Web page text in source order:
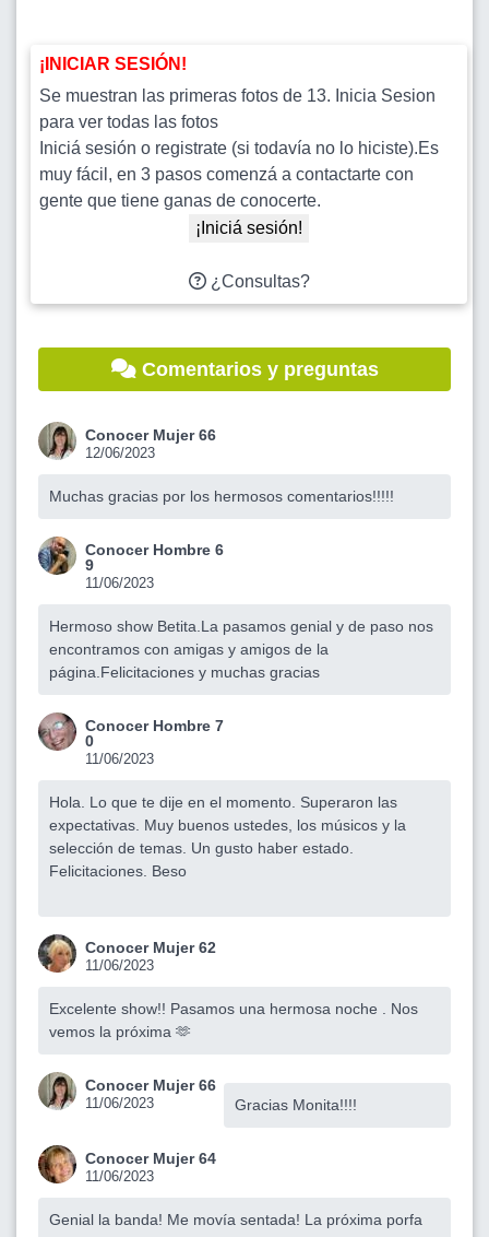
¡INICIAR SESIÓN!
Se muestran las primeras fotos de 13. Inicia Sesion
para ver todas las fotos
Iniciá sesión o registrate (si todavía no lo hiciste).Es
muy fácil, en 3 pasos comenzá a contactarte con
gente que tiene ganas de conocerte.
¡Iniciá sesión!
¿Consultas?
Comentarios y preguntas
Conocer Mujer 66
12/06/2023
Muchas gracias por los hermosos comentarios!!!!!
Conocer Hombre 6
9
11/06/2023
Hermoso show Betita.La pasamos genial y de paso nos
encontramos con amigas y amigos de la
página.Felicitaciones y muchas gracias
Conocer Hombre 7
0
11/06/2023
Hola. Lo que te dije en el momento. Superaron las
expectativas. Muy buenos ustedes, los músicos y la
selección de temas. Un gusto haber estado.
Felicitaciones. Beso
Conocer Mujer 62
11/06/2023
Excelente show!! Pasamos una hermosa noche . Nos
vemos la próxima 🫶
Conocer Mujer 66
11/06/2023 Gracias Monita!!!!
Conocer Mujer 64
11/06/2023
Genial la banda! Me movía sentada! La próxima porfa